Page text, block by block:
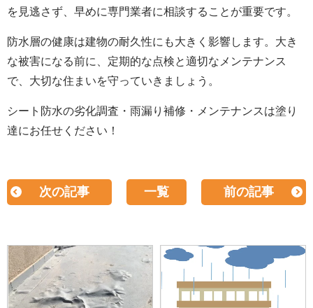
を見逃さず、早めに専門業者に相談することが重要です。
防水層の健康は建物の耐久性にも大きく影響します。大き
な被害になる前に、定期的な点検と適切なメンテナンス
で、大切な住まいを守っていきましょう。
シート防水の劣化調査・雨漏り補修・メンテナンスは塗り
達にお任せください！
次の記事 一覧 前の記事